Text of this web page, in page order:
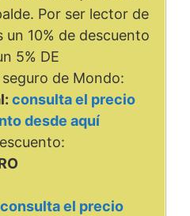
Por ser lector de
un 10% de descuento
5% DE
seguro de Mondo:
consulta el precio
desde aquí
consulta el precio